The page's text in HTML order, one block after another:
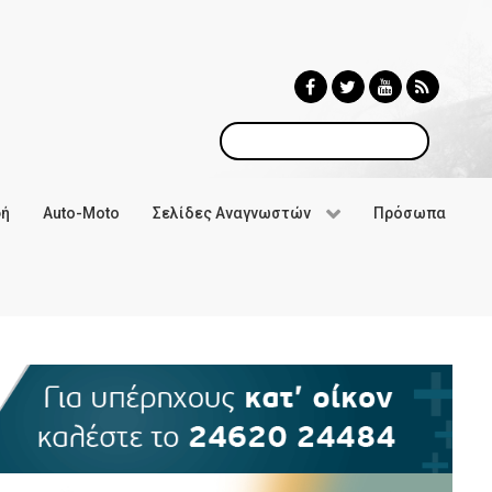
Αναζήτηση
Auto-Moto Σελίδες Αναγνωστών Πρόσωπα